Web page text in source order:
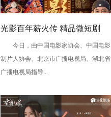
光影百年薪火传 精品微短剧
《梦影》定档 敬贺中国电影120
周年
今日，由中国电影家协会、中国电影
制片人协会、北京市广播电视局、湖北省
广播电视局指导...